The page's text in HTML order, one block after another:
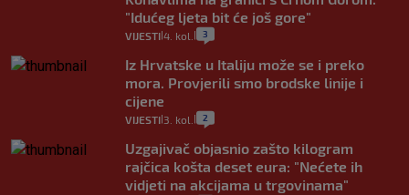
"Idućeg ljeta bit će još gore"
VIJESTI 4. kol. 3
Iz Hrvatske u Italiju može se i preko
mora. Provjerili smo brodske linije i
cijene
VIJESTI 3. kol. 2
Uzgajivač objasnio zašto kilogram
rajčica košta deset eura: "Nećete ih
vidjeti na akcijama u trgovinama"